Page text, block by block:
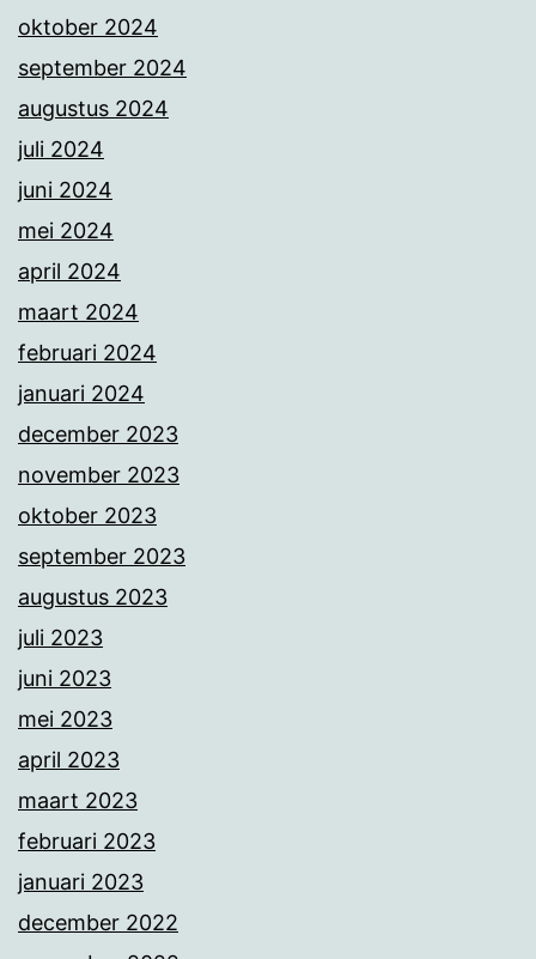
oktober 2024
september 2024
augustus 2024
juli 2024
juni 2024
mei 2024
april 2024
maart 2024
februari 2024
januari 2024
december 2023
november 2023
oktober 2023
september 2023
augustus 2023
juli 2023
juni 2023
mei 2023
april 2023
maart 2023
februari 2023
januari 2023
december 2022